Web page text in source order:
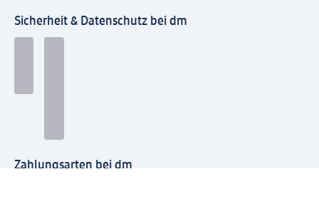
Sicherheit & Datenschutz bei dm
Zahlungsarten bei dm